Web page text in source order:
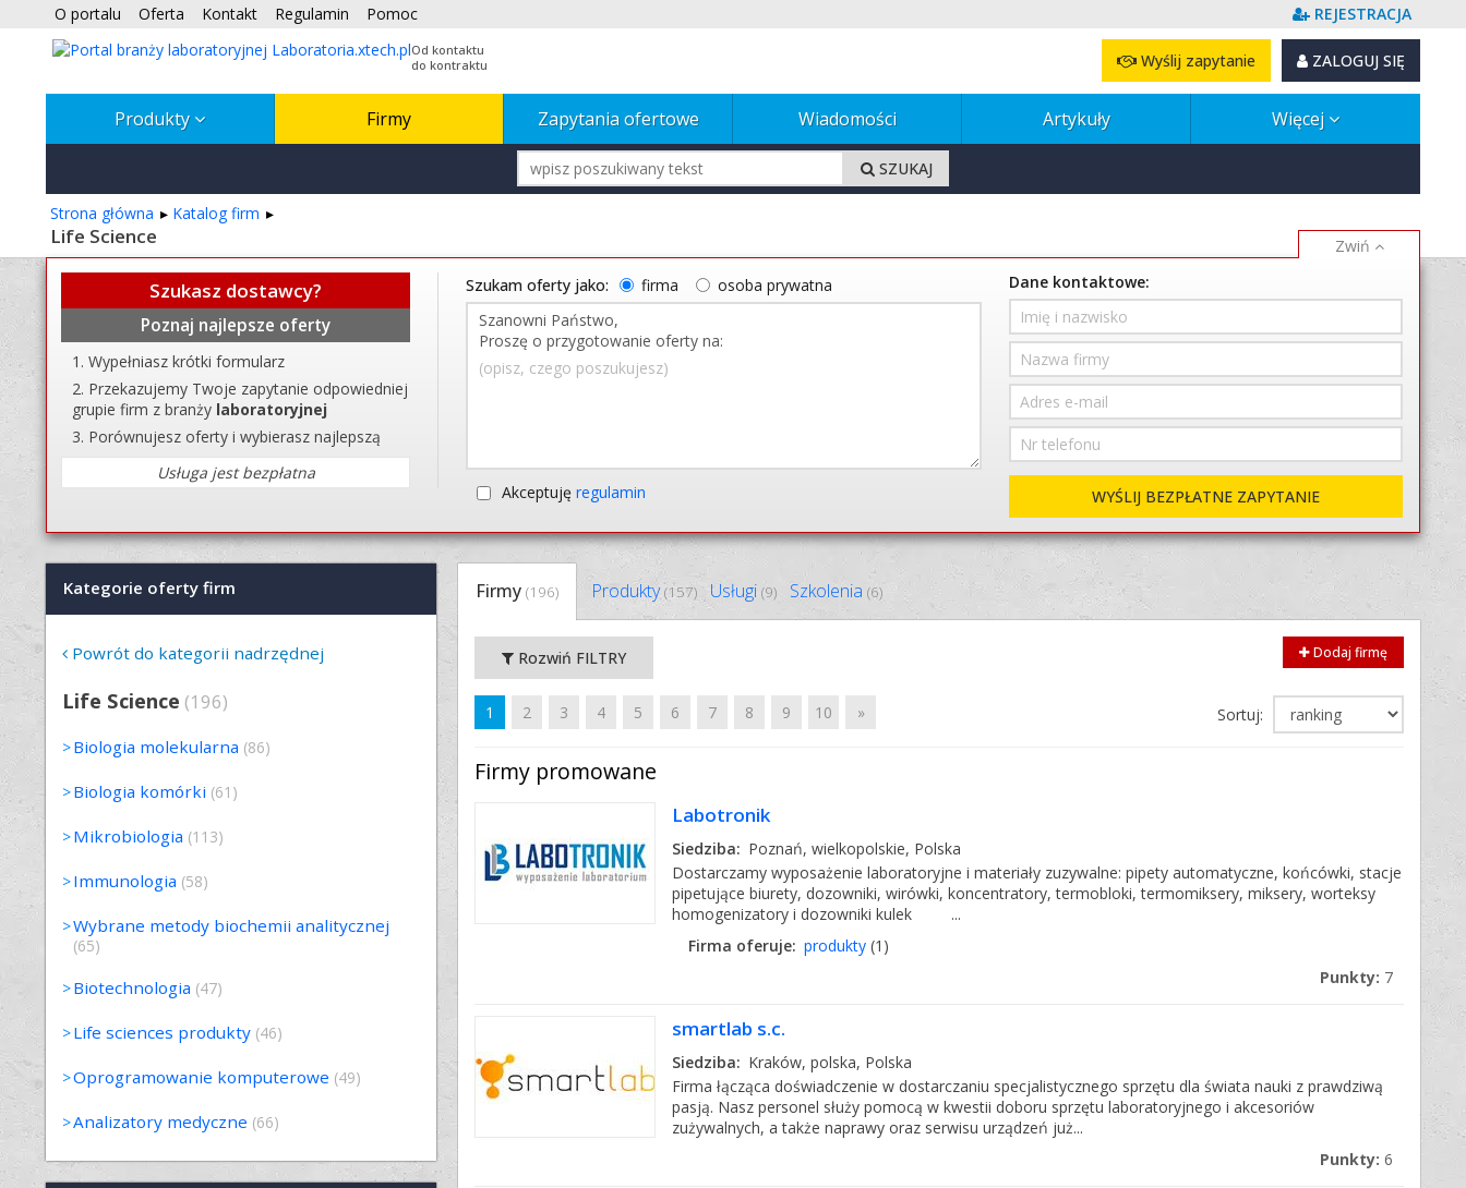
O portalu Oferta Kontakt Regulamin Pomoc REJESTRACJA
Od kontaktu
do kontraktu
ZALOGUJ SIĘ
Wyślij zapytanie
Produkty Firmy Zapytania ofertowe Wiadomości Artykuły Więcej
SZUKAJ
Strona główna Katalog firm
Life Science
Firmy (196) Produkty(157) Usługi (9) Szkolenia (6)
Dodaj firmę
Rozwiń FILTRY
1 2 3 4 5 6 7 8 9 10 » Sortuj:
Firmy promowane
Labotronik
Siedziba: Poznań, wielkopolskie, Polska
Dostarczamy wyposażenie laboratoryjne i materiały zuzywalne: pipety automatyczne, końcówki, stacje
pipetujące biurety, dozowniki, wirówki, koncentratory, termobloki, termomiksery, miksery, worteksy
homogenizatory i dozowniki kulek ...
Firma oferuje: produkty (1)
Punkty: 7
smartlab s.c.
Siedziba: Kraków, polska, Polska
Firma łącząca doświadczenie w dostarczaniu specjalistycznego sprzętu dla świata nauki z prawdziwą
pasją. Nasz personel służy pomocą w kwestii doboru sprzętu laboratoryjnego i akcesoriów
zużywalnych, a także naprawy oraz serwisu urządzeń już...
Punkty: 6
Kategorie oferty firm
Powrót do kategorii nadrzędnej
Life Science (196)
Biologia molekularna (86)
Biologia komórki (61)
Mikrobiologia (113)
Immunologia (58)
Wybrane metody biochemii analitycznej
(65)
Biotechnologia (47)
Life sciences produkty (46)
Oprogramowanie komputerowe (49)
Analizatory medyczne (66)
Szukasz dostawcy?
Poznaj najlepsze oferty
Wypełniasz krótki formularz
Przekazujemy Twoje zapytanie odpowiedniej
grupie firm z branży laboratoryjnej
Porównujesz oferty i wybierasz najlepszą
Usługa jest bezpłatna
Szukam oferty jako: firma osoba prywatna
(opisz, czego poszukujesz)
Akceptuję regulamin
Dane kontaktowe:
WYŚLIJ BEZPŁATNE ZAPYTANIE